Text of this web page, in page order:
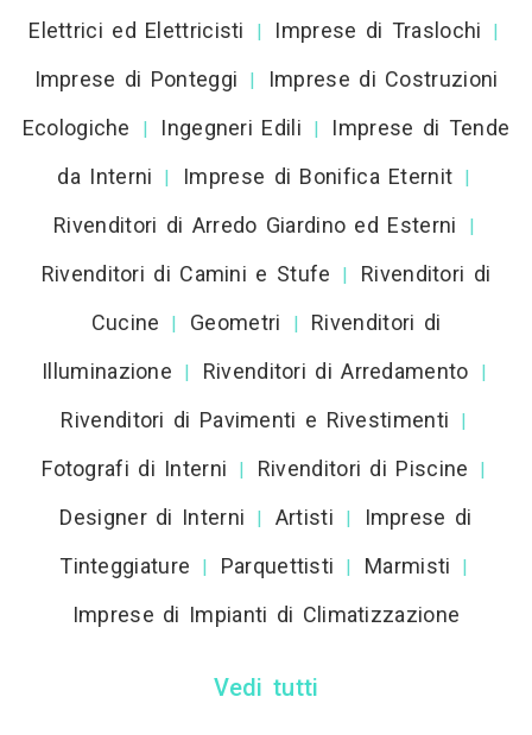
Elettrici ed Elettricisti
| Imprese di Traslochi |
Imprese di Ponteggi |
Imprese di Costruzioni
Ecologiche
| Ingegneri Edili |
Imprese di Tende
da Interni
| Imprese di Bonifica Eternit |
Rivenditori di Arredo Giardino ed Esterni |
Rivenditori di Camini e Stufe |
Rivenditori di
Cucine
| Geometri |
Rivenditori di
Illuminazione
| Rivenditori di Arredamento |
Rivenditori di Pavimenti e Rivestimenti |
Fotografi di Interni | Rivenditori di Piscine |
Designer di Interni | Artisti |
Imprese di
Tinteggiature
| Parquettisti | Marmisti |
Imprese di Impianti di Climatizzazione
Vedi tutti